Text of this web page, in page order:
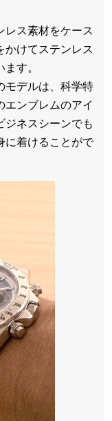
レス素材をケース
かけてステンレス
す。
モデルは、科学特
エンブレムのアイ
ジネスシーンでも
に着けることがで